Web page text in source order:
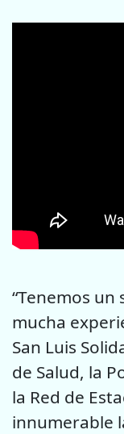
“Tenemos un
mucha
San Luis
de Salud, la
la Red de
innumerable